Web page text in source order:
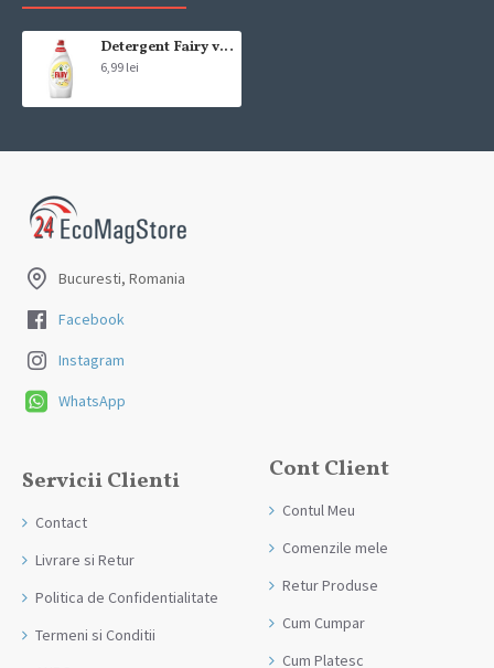
Detergent Fairy vase Sensitive Chamomile Vitamina E 450ml
6,99 lei
Bucuresti, Romania
Facebook
Instagram
WhatsApp
Servicii Clienti
Contact
Livrare si Retur
Politica de Confidentialitate
Termeni si Conditii
Cont Client
Contul Meu
Comenzile mele
Retur Produse
Cum Cumpar
Cum Platesc